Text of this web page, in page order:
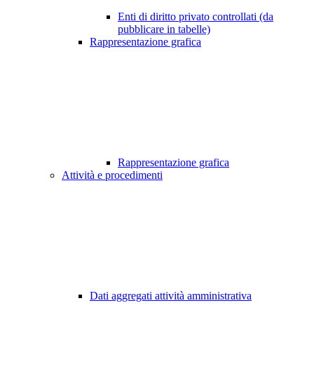
Enti di diritto privato controllati (da
pubblicare in tabelle)
Rappresentazione grafica
Rappresentazione grafica
Attività e procedimenti
Dati aggregati attività amministrativa